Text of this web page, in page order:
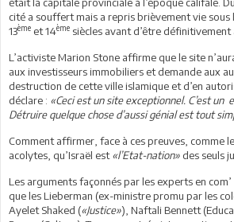
cité a souffert mais a repris brièvement vie sous
13ème et 14ème siècles avant d’être définitivement
L’activiste Marion Stone affirme que le site
aux investisseurs immobiliers et demande aux
destruction de cette ville islamique et d’en
déclare : «Ceci est un site exceptionnel. C’est un
Détruire quelque chose d’aussi génial est tout
Comment affirmer, face à ces preuves, comme
acolytes, qu’Israël est«l’Etat-nation» des seuls
Les arguments façonnés par les experts en com’
que les Lieberman (ex-ministre promu par les
Ayelet Shaked («Justice»), Naftali Bennett